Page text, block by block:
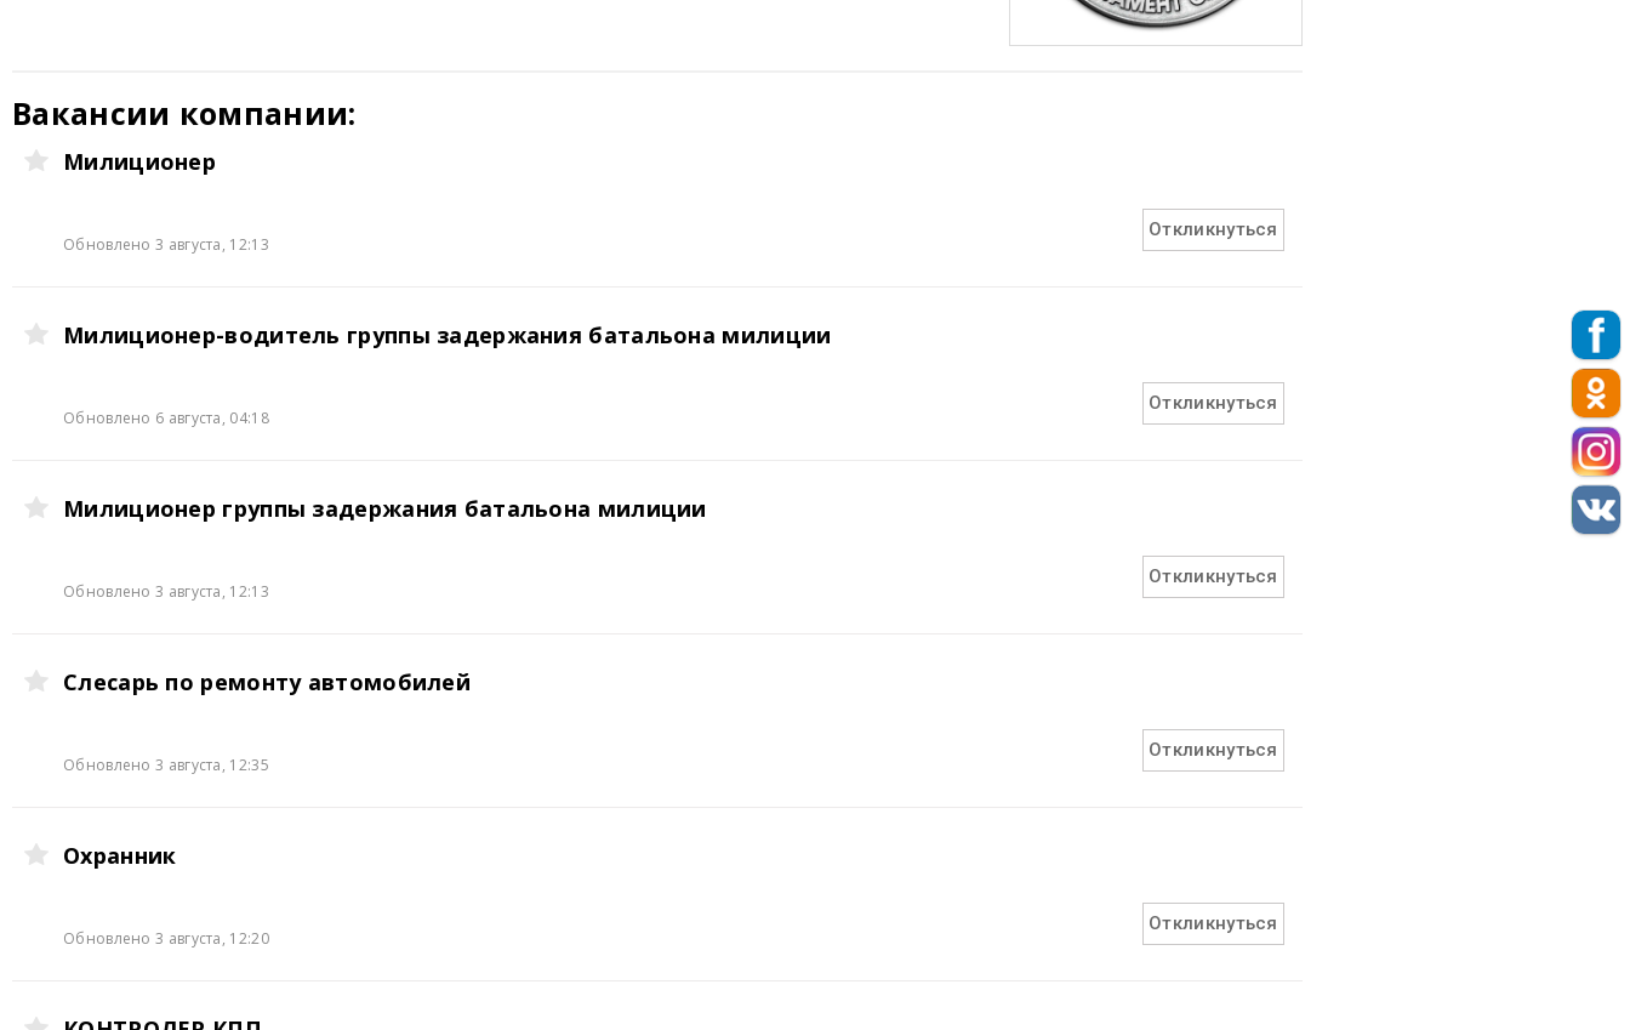
Вакансии компании:
Милиционер
Обновлено 3 августа, 12:13
Откликнуться
Милиционер-водитель группы задержания батальона милиции
Обновлено 6 августа, 04:18
Откликнуться
Милиционер группы задержания батальона милиции
Обновлено 3 августа, 12:13
Откликнуться
Слесарь по ремонту автомобилей
Обновлено 3 августа, 12:35
Откликнуться
Охранник
Обновлено 3 августа, 12:20
Откликнуться